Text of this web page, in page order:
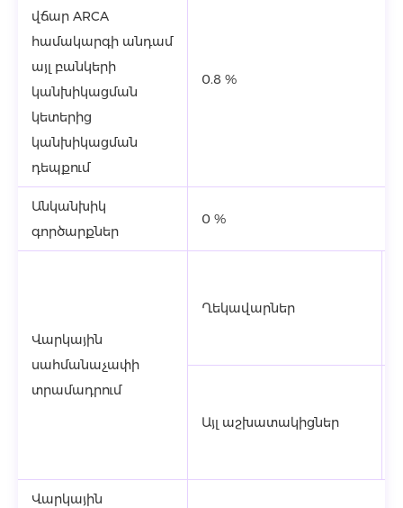
վճար ARCA
համակարգի անդամ
այլ բանկերի
կանխիկացման
կետերից
կանխիկացման
դեպքում
0.8 %
Անկանխիկ
գործարքներ
0 %
Վարկային
սահմանաչափի
տրամադրում
Ղեկավարներ
Այլ աշխատակիցներ
Վարկային